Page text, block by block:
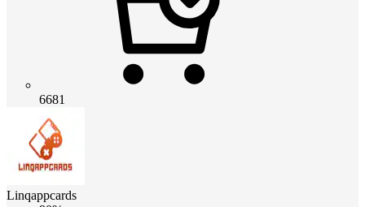
6681
Linqappcards